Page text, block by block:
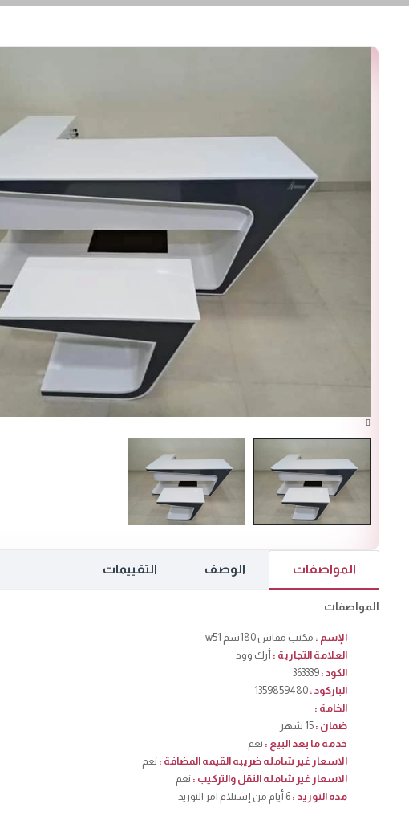
المواصفات الوصف التقييمات
المواصفات
الإسم : مكتب مقاس 180سم w51
العلامة التجارية : أرك وود
الكود : 363339
الباركود : 1359859480
الخامة :
ضمان : 15 شهر
خدمة ما بعد البيع : نعم
الاسعار غير شامله ضريبه القيمه المضافة : نعم
الاسعار غير شامله النقل والتركيب : نعم
مده التوريد : 6 أيام من إستلام امر التوريد